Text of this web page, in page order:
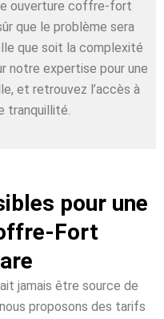
ouverture coffre-fort
que le problème sera
que soit la complexité
expertise pour une
et retrouvez l’accès à
tranquillité.
pour une
Fort
jamais être source de
proposons des tarifs